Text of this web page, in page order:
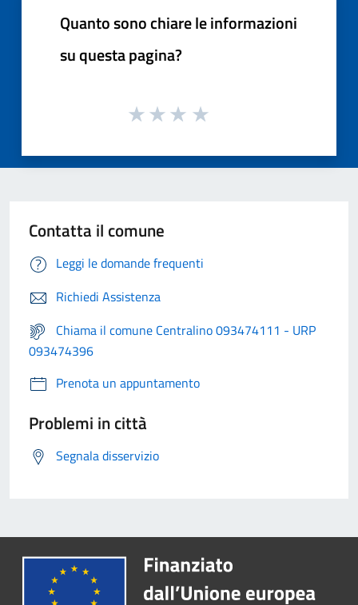
Quanto sono chiare le informazioni
su questa pagina?
Contatta il comune
Leggi le domande frequenti
Richiedi Assistenza
Chiama il comune Centralino 093474111 - URP
093474396
Prenota un appuntamento
Problemi in città
Segnala disservizio